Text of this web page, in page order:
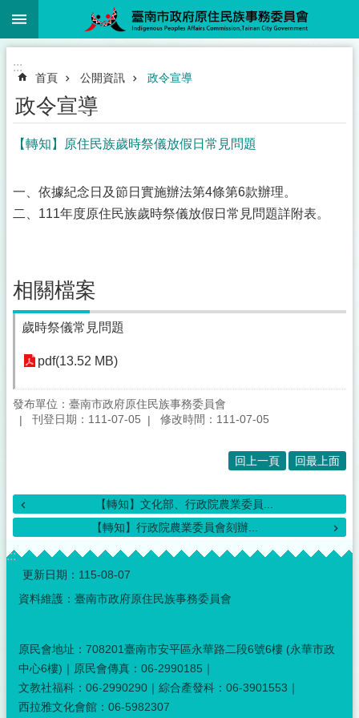
跳到主要內容區塊
:::
首頁 公開資訊 政令宣導
政令宣導
【轉知】原住民族歲時祭儀放假日常見問題
一、依據紀念日及節日實施辦法第4條第6款辦理。
二、111年度原住民族歲時祭儀放假日常見問題詳附表。
相關檔案
歲時祭儀常見問題
pdf(13.52 MB)
發布單位：臺南市政府原住民族事務委員會
刊登日期：111-07-05
修改時間：111-07-05
回上一頁 回最上面
【轉知】文化部、行政院農業委員...
【轉知】行政院農業委員會刻辦...
:::
更新日期： 115-08-07
資料維護：臺南市政府原住民族事務委員會
原民會地址：708201臺南市安平區永華路二段6號6樓 (永華市政
中心6樓)｜原民會傳真：06-2990185｜
文教社福科：06-2990290｜綜合產發科：06-3901553｜
西拉雅文化會館：06-5982307